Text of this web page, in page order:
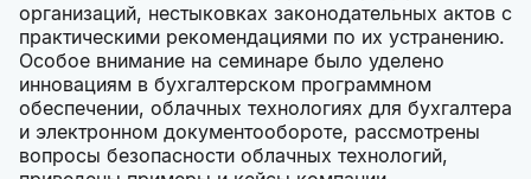
организаций, нестыковках законодательных актов с
практическими рекомендациями по их устранению.
Особое внимание на семинаре было уделено
инновациям в бухгалтерском программном
обеспечении, облачных технологиях для бухгалтера
и электронном документообороте, рассмотрены
вопросы безопасности облачных технологий,